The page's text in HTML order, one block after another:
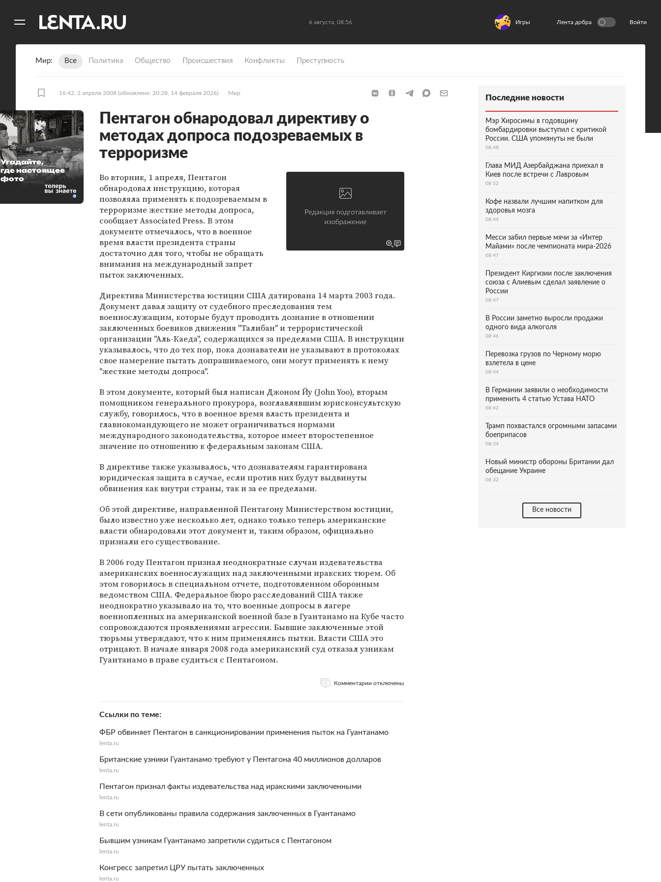
6 августа, 08:56 Игры Лента добра Войти
Мир Все Политика Общество Происшествия Конфликты Преступность
16:42, 2 апреля 2008 (обновлено: 20:28, 14 февраля 2026) Мир
Пентагон обнародовал директиву о
методах допроса подозреваемых в
терроризме
Во вторник, 1 апреля, Пентагон
обнародовал инструкцию, которая
позволяла применять к подозреваемым в
терроризме жесткие методы допроса,
сообщает Associated Press. В этом
документе отмечалось, что в военное
время власти президента страны
достаточно для того, чтобы не обращать
внимания на международный запрет
пыток заключенных.
Директива Министерства юстиции США датирована 14 марта 2003 года.
Документ давал защиту от судебного преследования тем
военнослужащим, которые будут проводить дознание в отношении
заключенных боевиков движения "Талибан" и террористической
организации "Аль-Каеда", содержащихся за пределами США. В инструкции
указывалось, что до тех пор, пока дознаватели не указывают в протоколах
свое намерение пытать допрашиваемого, они могут применять к нему
"жесткие методы допроса".
В этом документе, который был написан Джоном Йу (John Yoo), вторым
помощником генерального прокурора, возглавлявшим юрисконсультскую
службу, говорилось, что в военное время власть президента и
главнокомандующего не может ограничиваться нормами
международного законодательства, которое имеет второстепенное
значение по отношению к федеральным законам США.
В директиве также указывалось, что дознавателям гарантирована
юридическая защита в случае, если против них будут выдвинуты
обвинения как внутри страны, так и за ее пределами.
Об этой директиве, направленной Пентагону Министерством юстиции,
было известно уже несколько лет, однако только теперь американские
власти обнародовали этот документ и, таким образом, официально
признали его существование.
В 2006 году Пентагон признал неоднократные случаи издевательства
американских военнослужащих над заключенными иракских тюрем. Об
этом говорилось в специальном отчете, подготовленном оборонным
ведомством США. Федеральное бюро расследований США также
неоднократно указывало на то, что военные допросы в лагере
военнопленных на американской военной базе в Гуантанамо на Кубе часто
сопровождаются проявлениями агрессии. Бывшие заключенные этой
тюрьмы утверждают, что к ним применялись пытки. Власти США это
отрицают. В начале января 2008 года американский суд отказал узникам
Гуантанамо в праве судиться с Пентагоном.
Комментарии отключены
Ссылки по теме
ФБР обвиняет Пентагон в санкционировании применения пыток на Гуантанамо
lenta.ru
Британские узники Гуантанамо требуют у Пентагона 40 миллионов долларов
lenta.ru
Пентагон признал факты издевательства над иракскими заключенными
lenta.ru
В сети опубликованы правила содержания заключенных в Гуантанамо
lenta.ru
Бывшим узникам Гуантанамо запретили судиться с Пентагоном
lenta.ru
Конгресс запретил ЦРУ пытать заключенных
lenta.ru
Угадайте,
где настоящее
фото
Последние новости
Мэр Хиросимы в годовщину
бомбардировки выступил с критикой
России. США упомянуты не были
08:48
Глава МИД Азербайджана приехал в
Киев после встречи с Лавровым
08:52
Кофе назвали лучшим напитком для
здоровья мозга
08:49
Месси забил первые мячи за «Интер
Майами» после чемпионата мира-2026
08:47
Президент Киргизии после заключения
союза с Алиевым сделал заявление о
России
08:47
В России заметно выросли продажи
одного вида алкоголя
08:46
Перевозка грузов по Черному морю
взлетела в цене
08:44
В Германии заявили о необходимости
применить 4 статью Устава НАТО
08:42
Трамп похвастался огромными запасами
боеприпасов
08:34
Новый министр обороны Британии дал
обещание Украине
08:32
Все новости